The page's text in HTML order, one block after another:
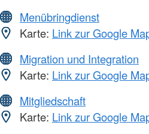
Menübringdienst
Karte: Link zur Google
Migration und Integration
Karte: Link zur Google
Mitgliedschaft
Karte: Link zur Google